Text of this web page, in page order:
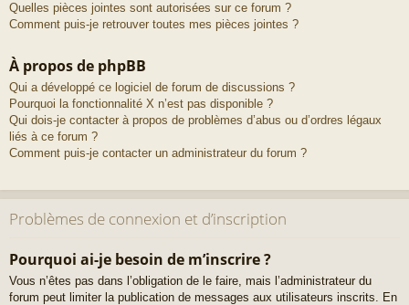
Quelles pièces jointes sont autorisées sur ce forum ?
Comment puis-je retrouver toutes mes pièces jointes ?
À propos de phpBB
Qui a développé ce logiciel de forum de discussions ?
Pourquoi la fonctionnalité X n’est pas disponible ?
Qui dois-je contacter à propos de problèmes d’abus ou d’ordres légaux
liés à ce forum ?
Comment puis-je contacter un administrateur du forum ?
Problèmes de connexion et d’inscription
Pourquoi ai-je besoin de m’inscrire ?
Vous n’êtes pas dans l’obligation de le faire, mais l’administrateur du
forum peut limiter la publication de messages aux utilisateurs inscrits. En